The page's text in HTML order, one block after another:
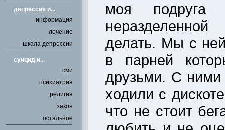
депрессия и...
информация
лечение
шкала депрессии
cуицид и...
сми
психиатрия
религия
закон
остальное
моя подруга
делать. Мы с
в парней
друзьми. С ними
ходили с
что не стоит